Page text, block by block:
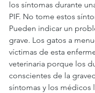
los síntomas durante
PIF. No tome estos
Pueden indicar un
grave. Los gatos a
víctimas de esta
veterinaria porque los
conscientes de la
síntomas y los médicos